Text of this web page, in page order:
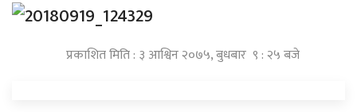
प्रकाशित मिति : ३ आश्विन २०७५, बुधबार ९ : २५ बजे